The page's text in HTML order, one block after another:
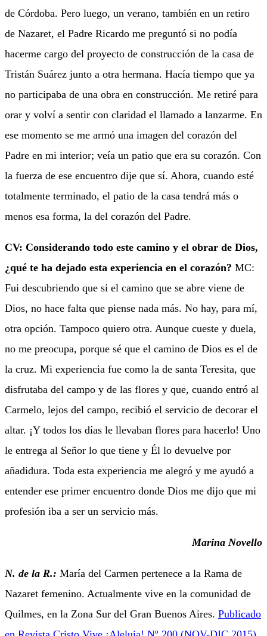
de Córdoba. Pero luego, un verano, también en un retiro
de Nazaret, el Padre Ricardo me preguntó si no podía
hacerme cargo del proyecto de construcción de la casa de
Tristán Suárez junto a otra hermana. Hacía tiempo que ya
no participaba de una obra en construcción. Me retiré para
orar y volví a sentir con claridad el llamado a lanzarme. En
ese momento se me armó una imagen del corazón del
Padre en mi interior; veía un patio que era su corazón. Con
la fuerza de ese encuentro dije que sí. Ahora, cuando esté
totalmente terminado, el patio de la casa tendrá más o
menos esa forma, la del corazón del Padre.
CV: Considerando todo este camino y el obrar de Dios,
¿qué te ha dejado esta experiencia en el corazón? MC:
Fui descubriendo que si el camino que se abre viene de
Dios, no hace falta que piense nada más. No hay, para mí,
otra opción. Tampoco quiero otra. Aunque cueste y duela,
no me preocupa, porque sé que el camino de Dios es el de
la cruz. Mi experiencia fue como la de santa Teresita, que
disfrutaba del campo y de las flores y que, cuando entró al
Carmelo, lejos del campo, recibió el servicio de decorar el
altar. ¡Y todos los días le llevaban flores para hacerlo! Uno
le entrega al Señor lo que tiene y Él lo devuelve por
añadidura. Toda esta experiencia me alegró y me ayudó a
entender ese primer encuentro donde Dios me dijo que mi
profesión iba a ser un servicio más.
Marina Novello
N. de la R.: María del Carmen pertenece a la Rama de
Nazaret femenino. Actualmente vive en la comunidad de
Quilmes, en la Zona Sur del Gran Buenos Aires. Publicado